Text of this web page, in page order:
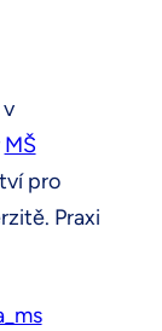
MŠ
pro
Praxi